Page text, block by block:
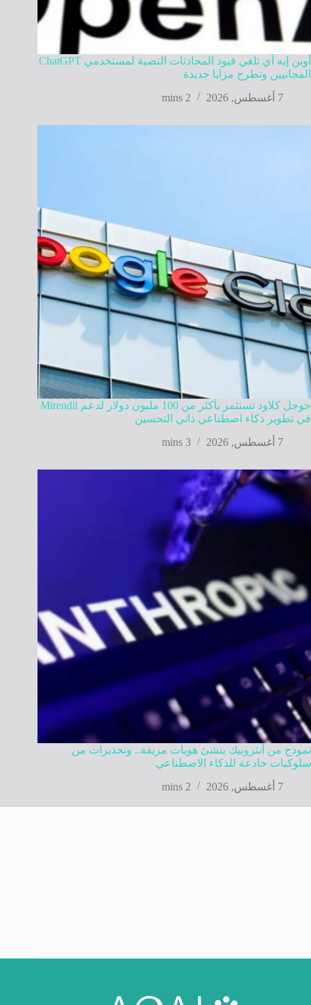
أوبن إيه آي تلغي قيود المحادثات النصية لمستخدمي ChatGPT
المجانيين وتطرح مزايا جديدة
7 أغسطس, 2026
2 mins
جوجل كلاود تستثمر بأكثر من 100 مليون دولار لدعم Mirendil
في تطوير ذكاء اصطناعي ذاتي التحسين
7 أغسطس, 2026
3 mins
نموذج من أنثروبيك ينشئ هويات مزيفة.. وتحذيرات من
سلوكيات خادعة للذكاء الاصطناعي
7 أغسطس, 2026
2 mins